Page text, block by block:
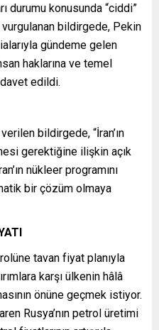
durumu konusunda “ciddi”
bildirgede, Pekin
gündeme gelen
haklarına ve temel
edildi.
bildirgede, “İran’ın
gerektiğine ilişkin açık
nükleer programını
bir çözüm olmaya
tavan fiyat planıyla
karşı ülkenin hâlâ
önüne geçmek istiyor.
Rusya’nın petrol üretimi